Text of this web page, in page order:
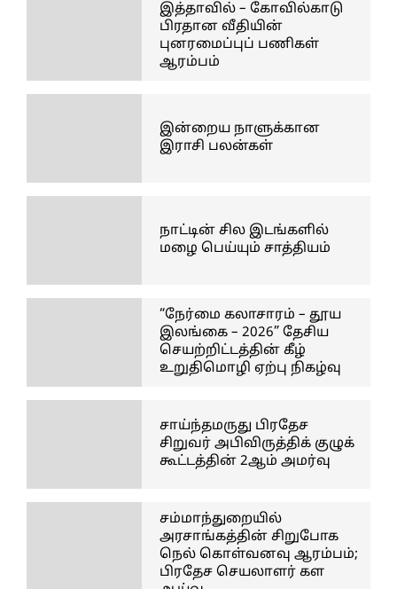
இத்தாவில் – கோவில்காடு
பிரதான வீதியின்
புனரமைப்புப் பணிகள்
ஆரம்பம்
இன்றைய நாளுக்கான
இராசி பலன்கள்
நாட்டின் சில இடங்களில்
மழை பெய்யும் சாத்தியம்
“நேர்மை கலாசாரம் – தூய
இலங்கை – 2026” தேசிய
செயற்றிட்டத்தின் கீழ்
உறுதிமொழி ஏற்பு நிகழ்வு
சாய்ந்தமருது பிரதேச
சிறுவர் அபிவிருத்திக் குழுக்
கூட்டத்தின் 2ஆம் அமர்வு
சம்மாந்துறையில்
அரசாங்கத்தின் சிறுபோக
நெல் கொள்வனவு ஆரம்பம்;
பிரதேச செயலாளர் கள